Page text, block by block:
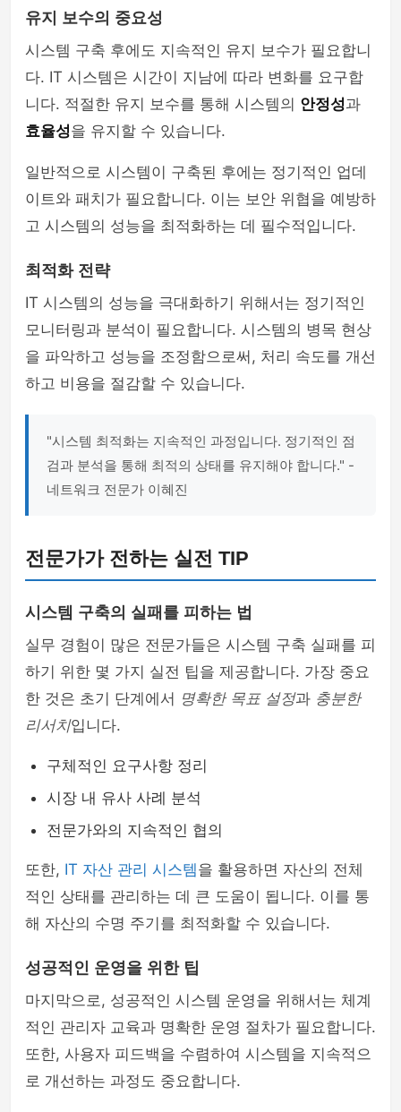
유지 보수의 중요성
시스템 구축 후에도 지속적인 유지 보수가 필요합니
다. IT 시스템은 시간이 지남에 따라 변화를 요구합
니다. 적절한 유지 보수를 통해 시스템의 안정성과
효율성을 유지할 수 있습니다.
일반적으로 시스템이 구축된 후에는 정기적인 업데
이트와 패치가 필요합니다. 이는 보안 위협을 예방하
고 시스템의 성능을 최적화하는 데 필수적입니다.
최적화 전략
IT 시스템의 성능을 극대화하기 위해서는 정기적인
모니터링과 분석이 필요합니다. 시스템의 병목 현상
을 파악하고 성능을 조정함으로써, 처리 속도를 개선
하고 비용을 절감할 수 있습니다.
"시스템 최적화는 지속적인 과정입니다. 정기적인 점
검과 분석을 통해 최적의 상태를 유지해야 합니다." -
네트워크 전문가 이혜진
전문가가 전하는 실전 TIP
시스템 구축의 실패를 피하는 법
실무 경험이 많은 전문가들은 시스템 구축 실패를 피
하기 위한 몇 가지 실전 팁을 제공합니다. 가장 중요
한 것은 초기 단계에서 명확한 목표 설정과 충분한
리서치입니다.
구체적인 요구사항 정리
시장 내 유사 사례 분석
전문가와의 지속적인 협의
또한, IT 자산 관리 시스템을 활용하면 자산의 전체
적인 상태를 관리하는 데 큰 도움이 됩니다. 이를 통
해 자산의 수명 주기를 최적화할 수 있습니다.
성공적인 운영을 위한 팁
마지막으로, 성공적인 시스템 운영을 위해서는 체계
적인 관리자 교육과 명확한 운영 절차가 필요합니다.
또한, 사용자 피드백을 수렴하여 시스템을 지속적으
로 개선하는 과정도 중요합니다.